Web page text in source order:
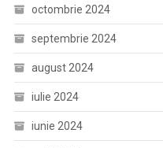
octombrie 2024
septembrie 2024
august 2024
iulie 2024
iunie 2024